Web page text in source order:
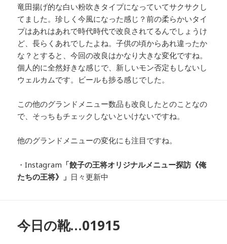
竜田揚げ的な白い粉吹きタイプになっていてサクサクし
てました。珍しく今風になった感じ？前の柔らかいタイ
プはあれはあれで時代時代で改良されてるんでしょうけ
ど、長らくあれでしたよね。子供の頃からあれ違ったか
な？とすると、今回の改良はかなり大きな変化ですね。
個人的に全然好きな感じで、新しいモン否定もしないし
ウェルカムです。ビールも捗る感じでした。
この他のグランドメニュー数品も改良したとのことなの
で、そっちもチェックしないといけないですね。
他のグランドメニューの変化にも注目ですね。
・Instagram 「餃子の王将オリジナルメニュー探訪 《俺
たちの王将》」 日々更新中
今日の靴…01915